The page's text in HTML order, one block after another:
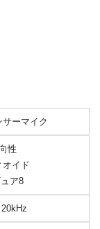
ーマイク
性
オイド
ア8